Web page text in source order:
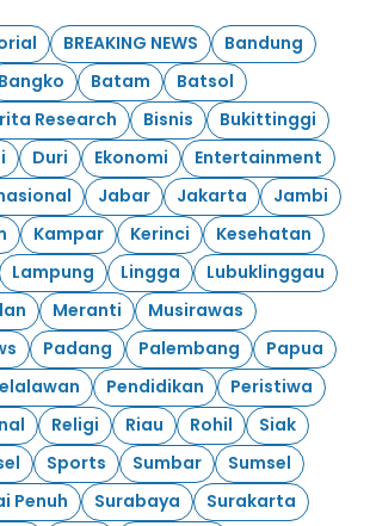
BREAKING NEWS
Bandung
Bangko Batam
Batsol
Research Bisnis
Bukittinggi
Duri Ekonomi
Entertainment
Jabar Jakarta
Jambi
Kampar Kerinci
Kesehatan
Lampung Lingga
Lubuklinggau
Meranti
Musirawas
Padang Palembang
Papua
Pendidikan
Peristiwa
Religi Riau Rohil
Siak
Sports Sumbar
Sumsel
Penuh Surabaya
Surakarta